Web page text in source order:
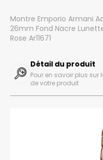
Montre Emporio Armani
26mm Fond Nacre
Rose Ar11671
Détail du produit
Pour en savoir plus
de votre produit